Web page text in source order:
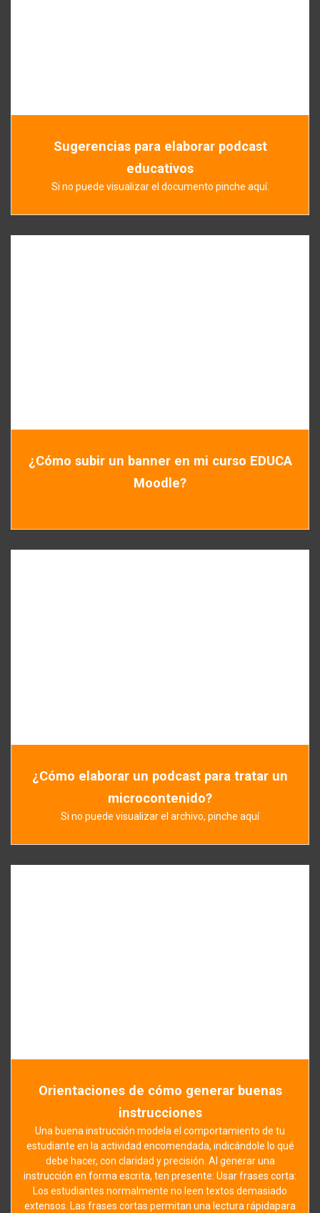
Sugerencias para elaborar podcast
educativos
Si no puede visualizar el documento pinche aquí.
¿Cómo subir un banner en mi curso EDUCA
Moodle?
¿Cómo elaborar un podcast para tratar un
microcontenido?
Si no puede visualizar el archivo, pinche aquí
Orientaciones de cómo generar buenas
instrucciones
Una buena instrucción modela el comportamiento de tu
estudiante en la actividad encomendada, indicándole lo qué
debe hacer, con claridad y precisión. Al generar una
instrucción en forma escrita, ten presente: Usar frases corta:
Los estudiantes normalmente no leen textos demasiado
extensos. Las frases cortas permitan una lectura rápidapara